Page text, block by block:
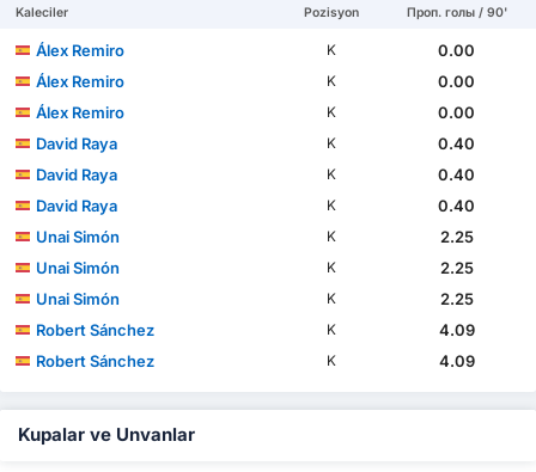
Kaleciler Pozisyon Проп. голы / 90'
Álex Remiro K
0.00
Álex Remiro
K
0.00
Álex Remiro
K
0.00
David Raya
K
0.40
David Raya
K
0.40
David Raya
K
0.40
Unai Simón
K
2.25
Unai Simón
K
2.25
Unai Simón
K
2.25
Robert Sánchez
K
4.09
Robert Sánchez
K 4.09
Kupalar ve Unvanlar